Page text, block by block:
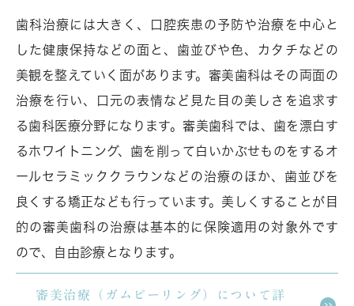
歯科治療には大きく、口腔疾患の予防や治療を中心と
した健康保持などの面と、歯並びや色、カタチなどの
美観を整えていく面があります。審美歯科はその両面の
治療を行い、口元の表情など見た目の美しさを追求す
る歯科医療分野になります。審美歯科では、歯を漂白す
るホワイトニング、歯を削って白いかぶせものをするオ
ールセラミッククラウンなどの治療のほか、歯並びを
良くする矯正なども行っています。美しくすることが目
的の審美歯科の治療は基本的に保険適用の対象外です
ので、自由診療となります。
審美治療（ガムピーリング）について詳